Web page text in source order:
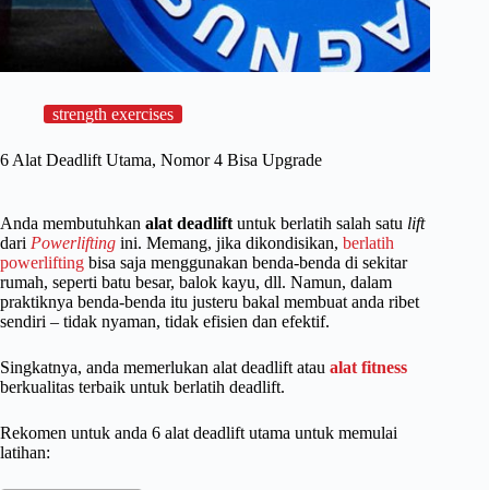
strength exercises
6 Alat Deadlift Utama, Nomor 4 Bisa Upgrade
Anda membutuhkan alat deadlift untuk berlatih salah satu lift
dari Powerlifting ini. Memang, jika dikondisikan, berlatih
powerlifting bisa saja menggunakan benda-benda di sekitar
rumah, seperti batu besar, balok kayu, dll. Namun, dalam
praktiknya benda-benda itu justeru bakal membuat anda ribet
sendiri – tidak nyaman, tidak efisien dan efektif.
Singkatnya, anda memerlukan alat deadlift atau alat fitness
berkualitas terbaik untuk berlatih deadlift.
Rekomen untuk anda 6 alat deadlift utama untuk memulai
latihan: